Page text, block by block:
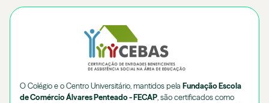
O Colégio e o Centro Universitário, mantidos pela Fundação Escola
de Comércio Álvares Penteado - FECAP , são certificados como